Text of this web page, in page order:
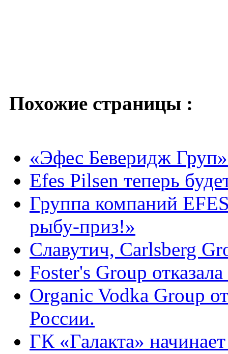
Похожие страницы :
«Эфес Беверидж
Efes Pilsen теперь
Группа компаний
рыбу-приз!»
Славутич, Carlsberg
Foster's Group
Organic Vodka Group
России.
ГК «Галакта»